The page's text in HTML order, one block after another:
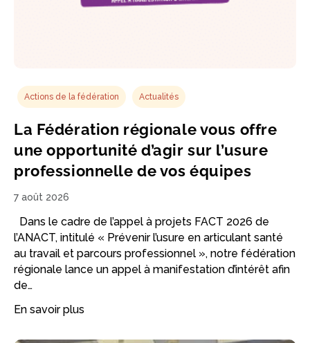
Actions de la fédération Actualités
La Fédération régionale vous offre
une opportunité d’agir sur l’usure
professionnelle de vos équipes
7 août 2026
Dans le cadre de l’appel à projets FACT 2026 de
l’ANACT, intitulé « Prévenir l’usure en articulant santé
au travail et parcours professionnel », notre fédération
régionale lance un appel à manifestation d’intérêt afin
de…
En savoir plus